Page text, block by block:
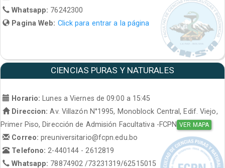
Whatsapp: 76242300
Pagina Web: Click para entrar a la página
CIENCIAS PURAS Y NATURALES
Horario:
Lunes a Viernes de 09:00 a 15:45
Direccion: Av. Villazón N°1995, Monoblock Central, Edif. Viejo,
Primer Piso, Dirección de Admisión Facultativa -FCPN VER MAPA
Correo:preuniversitario@fcpn.edu.bo
Telefono: 2-440144 - 2612819
Whatsapp: 78874902 /73231319/62515015